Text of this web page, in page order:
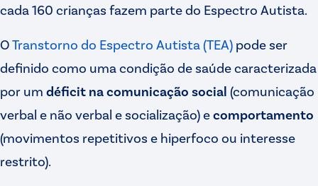
cada 160 crianças fazem parte do Espectro Autista.
OTranstorno do Espectro Autista (TEA) pode ser
definido como uma condição de saúde caracterizada
por um déficit na comunicação social (comunicação
verbal e não verbal e socialização) ecomportamento
(movimentos repetitivos e hiperfoco ou interesse
restrito).